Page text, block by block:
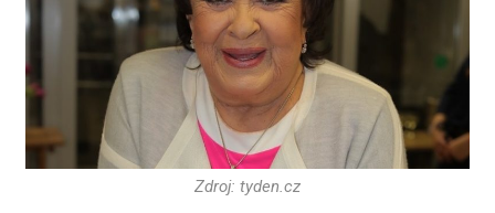
Zdroj: tyden.cz